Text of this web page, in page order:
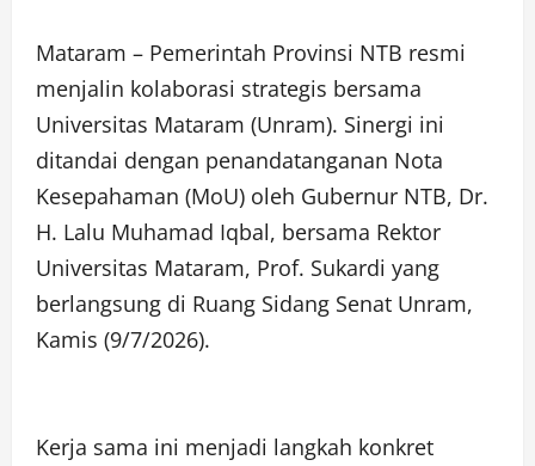
Mataram – Pemerintah Provinsi NTB resmi
menjalin kolaborasi strategis bersama
Universitas Mataram (Unram). Sinergi ini
ditandai dengan penandatanganan Nota
Kesepahaman (MoU) oleh Gubernur NTB, Dr.
H. Lalu Muhamad Iqbal, bersama Rektor
Universitas Mataram, Prof. Sukardi yang
berlangsung di Ruang Sidang Senat Unram,
Kamis (9/7/2026).
Kerja sama ini menjadi langkah konkret